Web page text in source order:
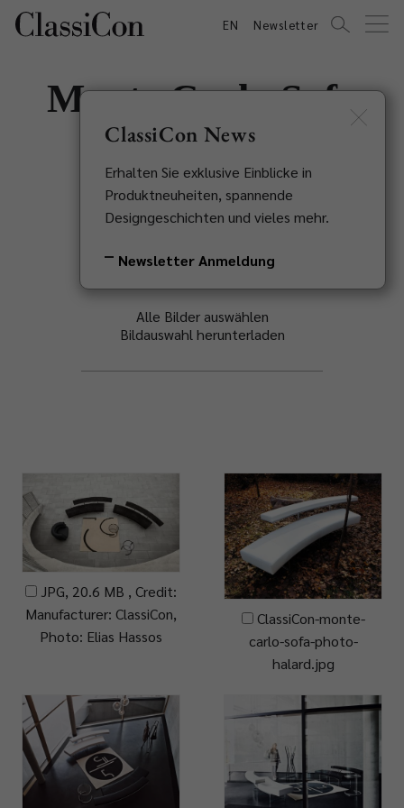
EN Newsletter
Monte Carlo Sofa
Eileen Gray, 1929
Zurück zur Übersicht
Alle Bilder auswählen
Bildauswahl herunterladen
JPG, 20.6 MB , Credit:
Manufacturer: ClassiCon,
Photo: Elias Hassos
ClassiCon-monte-
carlo-sofa-photo-
halard.jpg
ClassiCon News
Erhalten Sie exklusive Einblicke in
Produktneuheiten, spannende
Designgeschichten und vieles mehr.
Newsletter Anmeldung